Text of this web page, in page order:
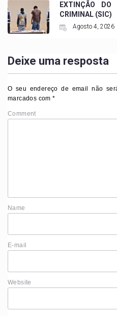
EXTINÇÃO DO
CRIMINAL (SIC)
Agosto 4, 2026
Deixe uma resposta
O seu endereço de email não
marcados com*
Comment
E-
Website